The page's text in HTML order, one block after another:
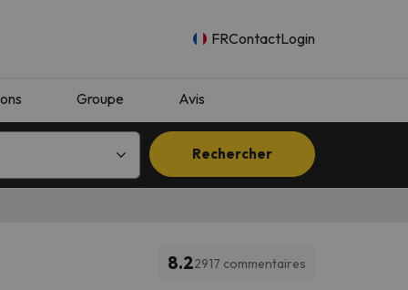
FRContactLogin
Groupe Avis
Rechercher
8.22917 commentaires